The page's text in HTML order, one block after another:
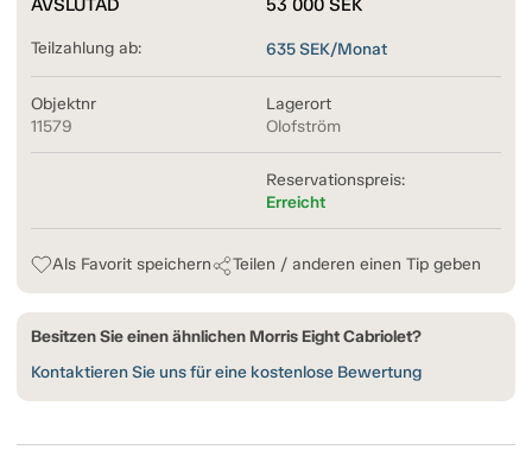
AVSLUTAD 53 000 SEK
Teilzahlung ab: 635SEK/Monat
Objektnr
11579
Lagerort
Olofström
Reservationspreis:
Erreicht
Als Favorit speichern Teilen / anderen einen Tip geben
Besitzen Sie einen ähnlichen Morris Eight Cabriolet?
Kontaktieren Sie uns für eine kostenlose Bewertung